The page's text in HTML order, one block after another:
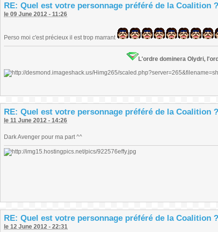
RE: Quel est votre personnage préféré de la Coalition ?
le 09 June 2012 - 11:26
Perso moi c'est précieux il est trop marrant
L'ordre dominera Olydri,
RE: Quel est votre personnage préféré de la Coalition ?
le 11 June 2012 - 14:26
Dark Avenger pour ma part ^^
RE: Quel est votre personnage préféré de la Coalition ?
le 12 June 2012 - 22:31